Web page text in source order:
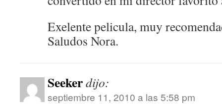
Exelente pelicula, muy
Saludos Nora.
Seekerdijo:
septiembre 11, 2010 a las 5:58 pm